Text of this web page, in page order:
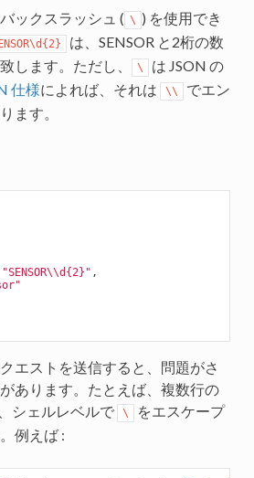
ックスラッシュ ( \ ) を使用でき
は、SENSOR と2桁の数
します。ただし、
\
は JSON の
仕様によれば、それは \\
でエン
ます。
"SENSOR\\d{2}" ,
エストを送信すると、問題がさ
あります。たとえば、複数行の
シェルレベルで
\
をエスケープ
例えば :